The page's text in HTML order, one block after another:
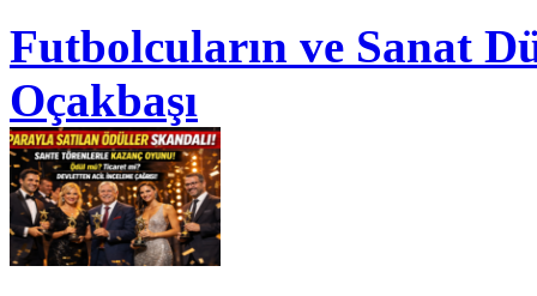
Futbolcuların ve Sanat
Oçakbaşı